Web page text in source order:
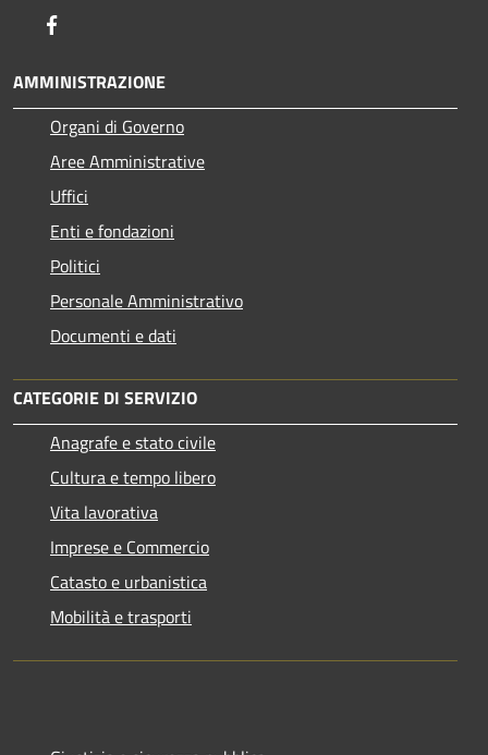
AMMINISTRAZIONE
Organi di Governo
Aree Amministrative
Uffici
Enti e fondazioni
Politici
Personale Amministrativo
Documenti e dati
CATEGORIE DI SERVIZIO
Anagrafe e stato civile
Cultura e tempo libero
Vita lavorativa
Imprese e Commercio
Catasto e urbanistica
Mobilità e trasporti